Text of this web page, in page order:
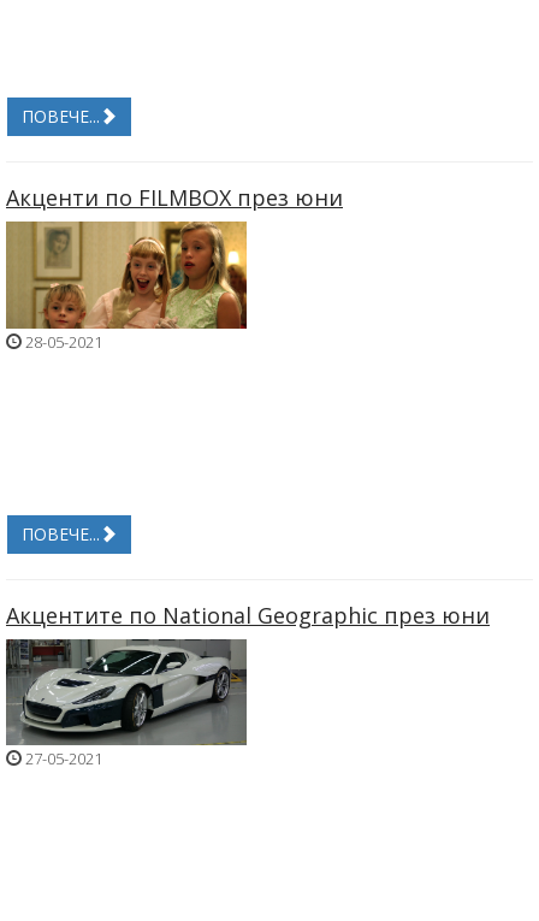
ПОВЕЧЕ...
Акценти по FILMBOX през юни
28-05-2021
ПОВЕЧЕ...
Акцентите по National Geographic през юни
27-05-2021